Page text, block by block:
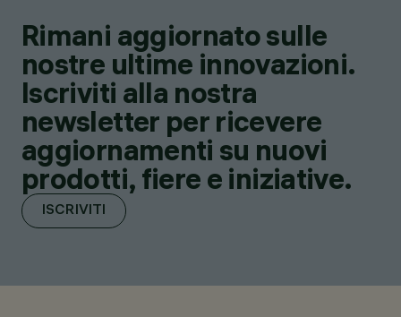
Rimani aggiornato sulle
nostre ultime innovazioni.
Iscriviti alla nostra
newsletter per ricevere
aggiornamenti su nuovi
prodotti, fiere e iniziative.
ISCRIVITI